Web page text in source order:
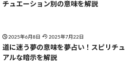
チュエーション別の意味を解説
2025年6月8日 2025年7月22日
道に迷う夢の意味を夢占い！スピリチュ
アルな暗示を解説